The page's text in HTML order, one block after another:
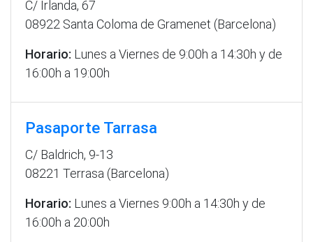
C/ Irlanda, 67
08922 Santa Coloma de Gramenet (Barcelona)
Horario: Lunes a Viernes de 9:00h a 14:30h y de
16:00h a 19:00h
Pasaporte Tarrasa
C/ Baldrich, 9-13
08221 Terrasa (Barcelona)
Horario: Lunes a Viernes 9:00h a 14:30h y de
16:00h a 20:00h